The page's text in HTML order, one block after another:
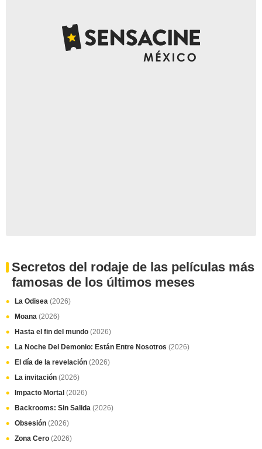
Secretos del rodaje de las películas más
famosas de los últimos meses
La Odisea (2026)
Moana (2026)
Hasta el fin del mundo (2026)
La Noche Del Demonio: Están Entre Nosotros (2026)
El día de la revelación (2026)
La invitación (2026)
Impacto Mortal (2026)
Backrooms: Sin Salida (2026)
Obsesión (2026)
Zona Cero (2026)